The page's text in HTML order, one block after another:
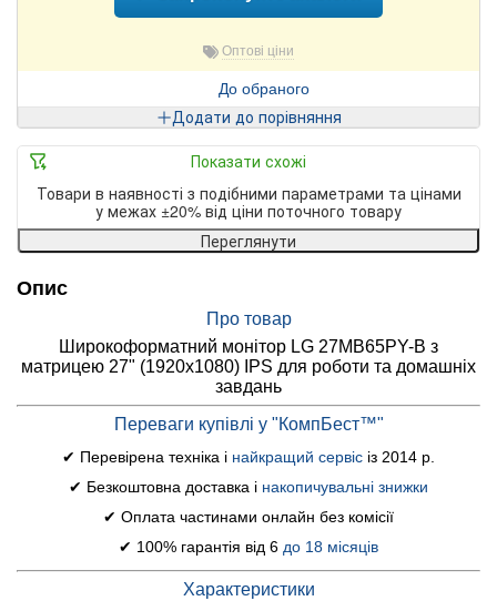
Оптові ціни
До обраного
Додати до порівняння
Показати схожі
Товари в наявності з подібними параметрами та цінами
у межах ±20% від ціни поточного товару
Переглянути
Опис
Про товар
Широкоформатний монітор LG 27MB65PY-B з
матрицею 27" (1920x1080) IPS для роботи та домашніх
завдань
Переваги купівлі у "КомпБест™"
✔ Перевірена техніка і найкращий сервіс із 2014 р.
✔ Безкоштовна доставка і накопичувальні знижки
✔ Оплата частинами онлайн без комісії
✔ 100% гарантія від 6 до 18 місяців
Характеристики